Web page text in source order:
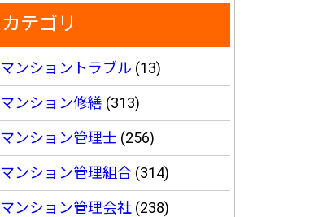
カテゴリ
マンショントラブル (13)
マンション修繕 (313)
マンション管理士 (256)
マンション管理組合 (314)
マンション管理会社 (238)